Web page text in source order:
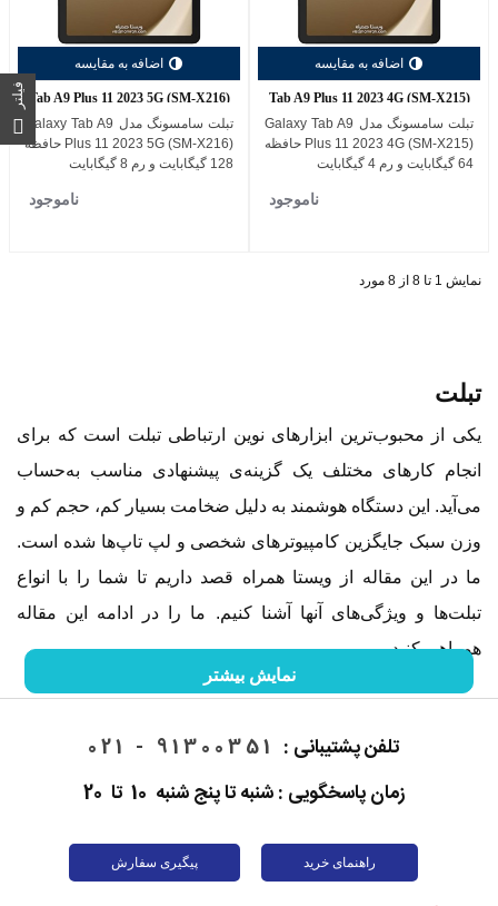
اضافه به مقایسه
Tab A9 Plus 11 2023 4G (SM-X215)
تبلت سامسونگ مدل Galaxy Tab A9
Plus 11 2023 4G (SM-X215) حافظه
64 گیگابایت و رم 4 گیگابایت
ناموجود
اضافه به مقایسه
Tab A9 Plus 11 2023 5G (SM-X216)
تبلت سامسونگ مدل Galaxy Tab A9
Plus 11 2023 5G (SM-X216) حافظه
128 گیگابایت و رم 8 گیگابایت
ناموجود
نمایش 1 تا 8 از 8 مورد
تبلت
یکی از محبوب‌ترین ابزارهای نوین ارتباطی تبلت است که برای
انجام کارهای مختلف یک گزینه‌ی پیشنهادی مناسب به‌حساب
می‌آید. این دستگاه هوشمند به دلیل ضخامت بسیار کم، حجم کم و
وزن سبک جایگزین کامپیوترهای شخصی و لپ تاپ‌ها شده است.
ما در این مقاله از ویستا همراه قصد داریم تا شما را با انواع
تبلت‌ها و ویژگی‌های آنها آشنا کنیم. ما را در ادامه این مقاله
همراهی کنید.
ورود تبلت‌ها به دنیای تکنولوژی باعث شد تا انقلابی در زمینه
دستگاه‌های هوشمند اتفاق بیفتد. تبلت‌ها از نظر کارایی به
ویژگی باعث شد تا بسیاری از کاربران به خرید این دستگاه تمایل
نمایش بیشتر
تلفن پشتیبانی : 91300351 - 021
زمان پاسخگویی : شنبه تا پنج شنبه 10 تا 20
راهنمای خرید پیگیری سفارش
فیلتر